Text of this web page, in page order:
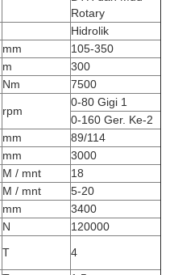
Rotary
Hidrolik
mm
105-350
m
300
Nm 7500
rpm
0-80 Gigi 1
0-160 Ger. Ke-2
mm
89/114
mm
3000
M / mnt
18
M / mnt
5-20
mm
3400
N
120000
T
4